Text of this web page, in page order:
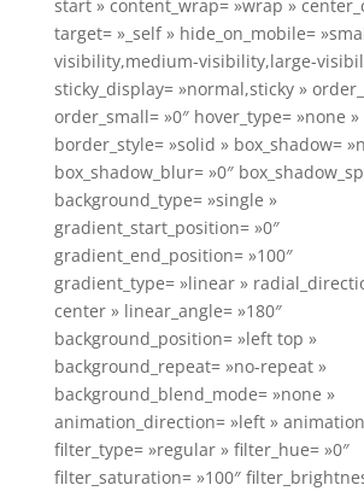
start » content_wrap= »wrap »
target= »_self » hide_on_mobile=
visibility,medium-visibility,large-
sticky_display= »normal,sticky »
order_small= »0″ hover_type= »none »
border_style= »solid » box_shadow=
box_shadow_blur= »0″
background_type= »single »
gradient_start_position= »0″
gradient_end_position= »100″
gradient_type= »linear »
center » linear_angle= »180″
background_position= »left top »
background_repeat= »no-repeat »
background_blend_mode= »none »
animation_direction= »left »
filter_type= »regular » filter_hue= »0″
filter_saturation= »100″